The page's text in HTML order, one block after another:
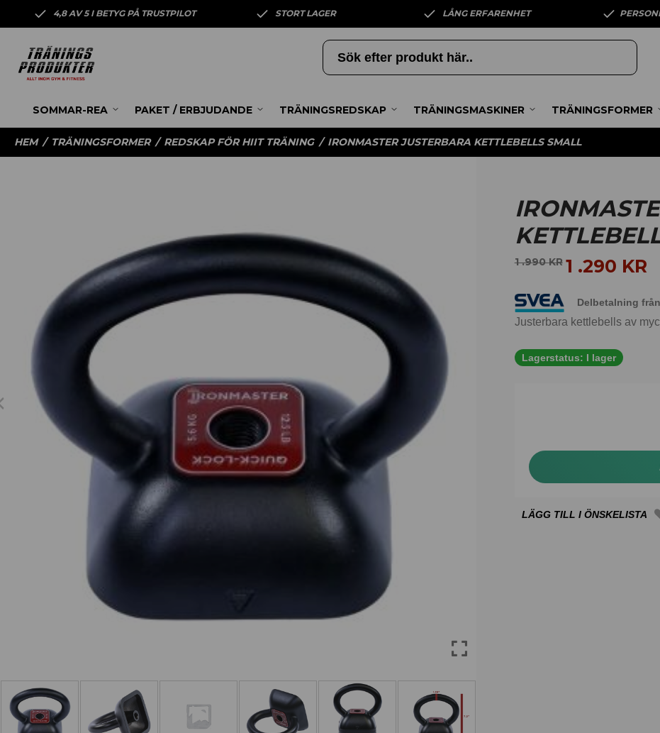
4,8 AV 5 I BETYG PÅ TRUSTPILOT STORT LAGER LÅNG ERFARENHET
SOMMAR-REA PAKET / ERBJUDANDE TRÄNINGSREDSKAP TRÄNINGSMASKINER TRÄNINGSFORMER
HEM / TRÄNINGSFORMER / REDSKAP FÖR HIIT TRÄNING / IRONMASTER JUSTERBARA KETTLEBELLS SMALL
1 .990KR 1 .290 KR
Delbetalning från
Justerbara kettlebells av
Lagerstatus: I lager